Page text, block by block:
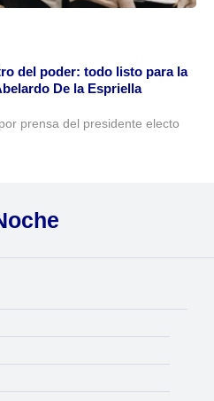
del poder: todo listo para la
De la Espriella
prensa del presidente electo